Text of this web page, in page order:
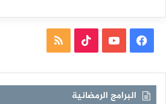
فيسبوكيوتيوب TikTokملخص
RSS
البرامج الرمضانية